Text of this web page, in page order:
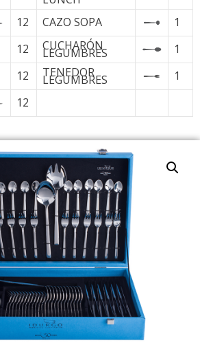
12 CAZO SOPA
1
12 CUCHARÓN
LEGUMBRES
1
12 TENEDOR
LEGUMBRES
1
12